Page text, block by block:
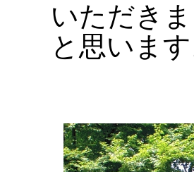
いただき
と思いま